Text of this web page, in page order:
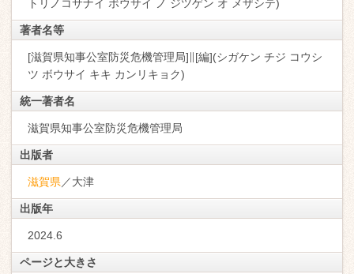
トリノコサナイ ボウサイ ノ ジツゲン オ メザシテ)
著者名等
[滋賀県知事公室防災危機管理局]∥[編](シガケン チジ コウシ
ツ ボウサイ キキ カンリキョク)
統一著者名
滋賀県知事公室防災危機管理局
出版者
滋賀県 ／大津
出版年
2024.6
ページと大きさ